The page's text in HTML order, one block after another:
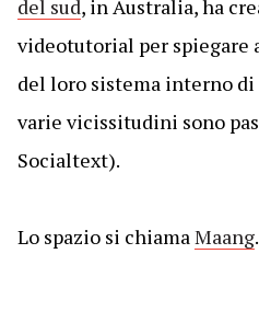
del sud, in Australia, ha
videotutorial per
del loro sistema interno
varie vicissitudini sono
Socialtext).
Lo spazio si chiamaMaang.